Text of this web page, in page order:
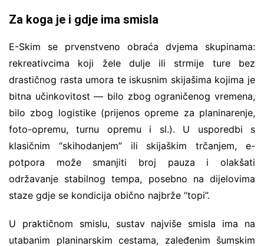
Za koga je i gdje ima smisla
E-Skim se prvenstveno obraća dvjema skupinama:
rekreativcima koji žele dulje ili strmije ture bez
drastičnog rasta umora te iskusnim skijašima kojima je
bitna učinkovitost — bilo zbog ograničenog vremena,
bilo zbog logistike (prijenos opreme za planinarenje,
foto-opremu, turnu opremu i sl.). U usporedbi s
klasičnim “skihodanjem” ili skijaškim trčanjem, e-
potpora može smanjiti broj pauza i olakšati
održavanje stabilnog tempa, posebno na dijelovima
staze gdje se kondicija obično najbrže “topi”.
U praktičnom smislu, sustav najviše smisla ima na
utabanim planinarskim cestama, zaleđenim šumskim